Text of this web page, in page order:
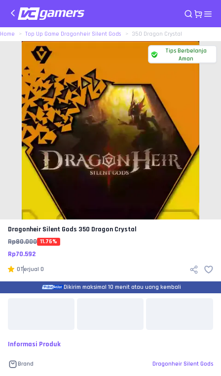
Home Top Up Game Dragonheir Silent Gods 350 Dragon Crystal
Tips Berbelanja
Aman
Dragonheir Silent Gods 350 Dragon Crystal
Rp80.000 11.76%
Rp70.592
0Terjual 0
Dikirim maksimal 10 menit atau uang kembali
Informasi Produk
Brand Dragonheir Silent Gods